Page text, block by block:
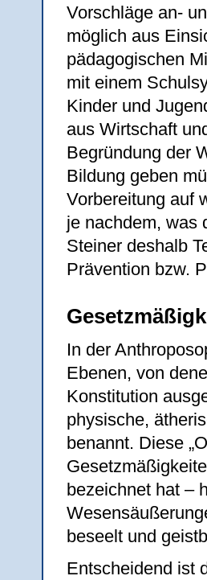
Vorschläge an-
möglich aus
pädagogischen
mit einem
Kinder und
aus Wirtschaft
Begründung der
Bildung geben
Vorbereitung auf
je nachdem, was
Steiner deshalb
Prävention bzw.
In der
Ebenen, von
Konstitution
physische,
benannt. Diese
bezeichnet hat –
beseelt und
Entscheidend ist